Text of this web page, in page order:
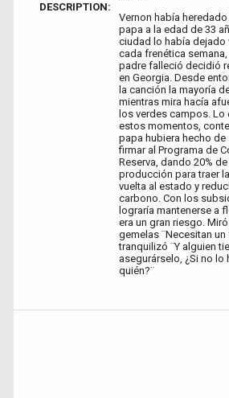
DESCRIPTION:
Vernon había
papa a la edad de 33
ciudad lo había dejado
cada frenética
padre falleció decidió
en Georgia. Desde
la canción la mayoría
mientras mira hacía
los verdes campos. Lo
estos momentos,
papa hubiera hecho
firmar al Programa de
Reserva, dando 20%
producción para traer
vuelta al estado y
carbono. Con los
lograría mantenerse a
era un gran riesgo.
gemelas ¨Necesitan un
tranquilizó ¨Y alguien
asegurárselo, ¿Si no
quién?¨